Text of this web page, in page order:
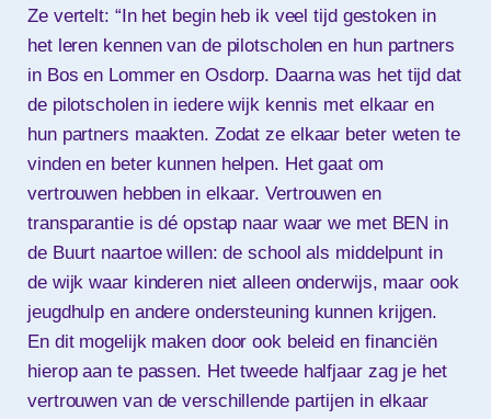
Ze vertelt: “In het begin heb ik veel tijd gestoken in
het leren kennen van de pilotscholen en hun partners
in Bos en Lommer en Osdorp. Daarna was het tijd dat
de pilotscholen in iedere wijk kennis met elkaar en
hun partners maakten. Zodat ze elkaar beter weten te
vinden en beter kunnen helpen. Het gaat om
vertrouwen hebben in elkaar. Vertrouwen en
transparantie is dé opstap naar waar we met BEN in
de Buurt naartoe willen: de school als middelpunt in
de wijk waar kinderen niet alleen onderwijs, maar ook
jeugdhulp en andere ondersteuning kunnen krijgen.
En dit mogelijk maken door ook beleid en financiën
hierop aan te passen. Het tweede halfjaar zag je het
vertrouwen van de verschillende partijen in elkaar